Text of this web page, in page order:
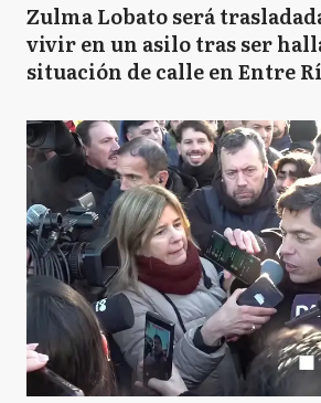
Zulma Lobato será
vivir en un asilo tras ser
situación de calle en Entre